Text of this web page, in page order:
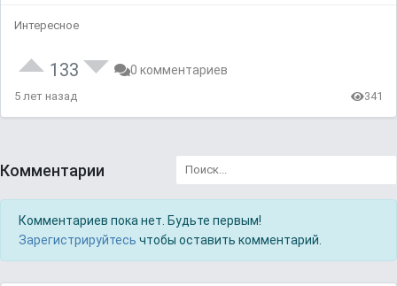
Интересное
133 0 комментариев
5 лет назад 341
Комментарии
Комментариев пока нет. Будьте первым!
Зарегистрируйтесь чтобы оставить комментарий.